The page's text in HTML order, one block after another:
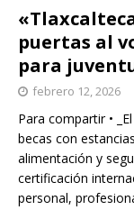
puertas al
para
febrero 12, 2026
Para compartir •
becas con
alimentación y
certificación
personal,